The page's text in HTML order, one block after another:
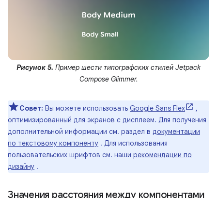
Рисунок 5. Пример шести типографских стилей Jetpack
Compose Glimmer.
Совет: Вы можете использовать Google Sans Flex
,
оптимизированный для экранов с дисплеем. Для получения
дополнительной информации см. раздел в документации
по текстовому компоненту . Для использования
пользовательских шрифтов см. наши рекомендации по
дизайну .
Значения расстояния между компонентами